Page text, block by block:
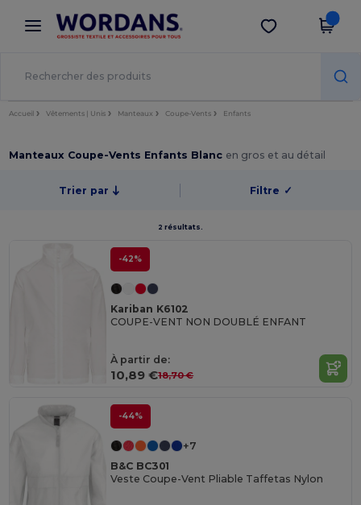
× Appli Wordans
Meilleurs prix sur l’app !
Obtenir l'appli
Accueil Vêtements | Unis Manteaux Coupe-Vents Enfants
Manteaux Coupe-Vents Enfants Blanc en gros et au détail
Trier par Filtre ✓
2 résultats.
-42%
Kariban K6102
COUPE-VENT NON DOUBLÉ ENFANT
À partir de:
10,89 €18,70 €
-44%
+7
B&C BC301
Veste Coupe-Vent Pliable Taffetas Nylon